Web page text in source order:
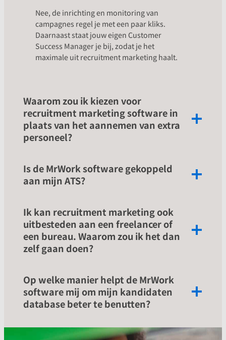
Nee, de inrichting en monitoring van
campagnes regel je met een paar kliks.
Daarnaast staat jouw eigen Customer
Success Manager je bij, zodat je het
maximale uit recruitment marketing haalt.
Waarom zou ik kiezen voor
recruitment marketing software in
plaats van het aannemen van extra
personeel?
Is de MrWork software gekoppeld
aan mijn ATS?
Ik kan recruitment marketing ook
uitbesteden aan een freelancer of
een bureau. Waarom zou ik het dan
zelf gaan doen?
Op welke manier helpt de MrWork
software mij om mijn kandidaten
database beter te benutten?